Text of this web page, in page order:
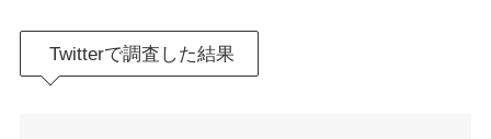
Twitterで調査した結果